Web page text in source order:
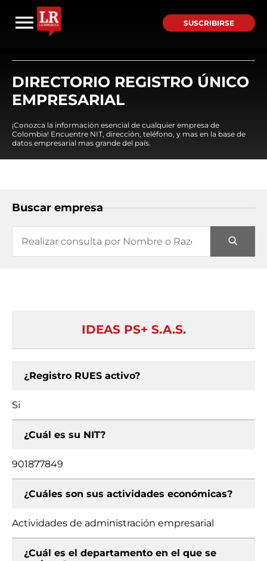
SUSCRIBIRSE
DIRECTORIO REGISTRO ÚNICO
EMPRESARIAL
¡Conozca la información esencial de cualquier empresa de
Colombia! Encuentre NIT, dirección, teléfono, y mas en la base de
datos empresarial mas grande del país.
Buscar empresa
IDEAS PS+ S.A.S.
¿Registro RUES activo?
Si
¿Cuál es su NIT?
901877849
¿Cuáles son sus actividades económicas?
Actividades de administración empresarial
¿Cuál es el departamento en el que se